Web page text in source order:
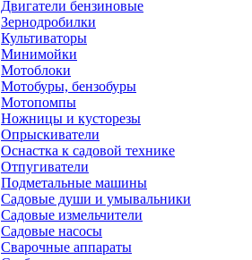
Двигатели бензиновые
Зернодробилки
Культиваторы
Минимойки
Мотоблоки
Мотобуры, бензобуры
Мотопомпы
Ножницы и кусторезы
Опрыскиватели
Оснастка к садовой технике
Отпугиватели
Подметальные машины
Садовые души и умывальники
Садовые измельчители
Садовые насосы
Сварочные аппараты